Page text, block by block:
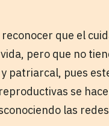
que el
pero que no
patriarcal, pues
se
las